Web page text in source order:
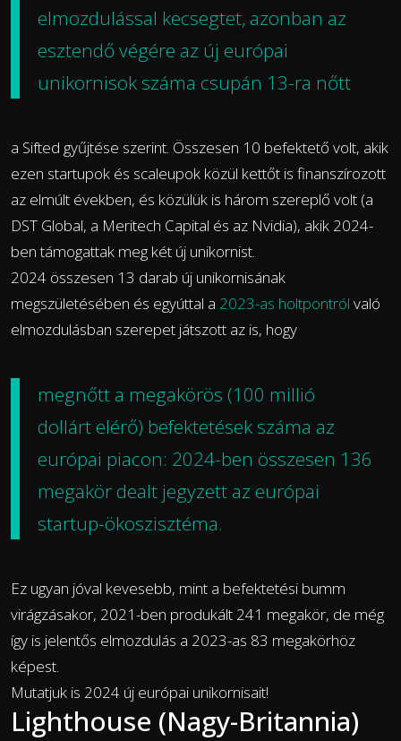
elmozdulással kecsegtet, azonban az
esztendő végére az új európai
unikornisok száma csupán 13-ra nőtt
a Sifted gyűjtése szerint. Összesen 10 befektető volt, akik
ezen startupok és scaleupok közül kettőt is finanszírozott
az elmúlt években, és közülük is három szereplő volt (a
DST Global, a Meritech Capital és az Nvidia), akik 2024-
ben támogattak meg két új unikornist.
2024 összesen 13 darab új unikornisának
megszületésében és egyúttal a 2023-as holtpontról való
elmozdulásban szerepet játszott az is, hogy
megnőtt a megakörös (100 millió
dollárt elérő) befektetések száma az
európai piacon: 2024-ben összesen 136
megakör dealt jegyzett az európai
startup-ökoszisztéma.
Ez ugyan jóval kevesebb, mint a befektetési bumm
virágzásakor, 2021-ben produkált 241 megakör, de még
így is jelentős elmozdulás a 2023-as 83 megakörhöz
képest.
Mutatjuk is 2024 új európai unikornisait!
Lighthouse (Nagy-Britannia)